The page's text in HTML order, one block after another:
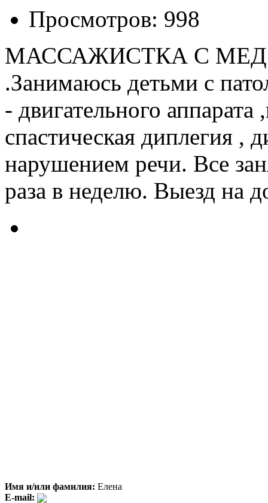
Просмотров: 998
МАССАЖИСТКА С
.Занимаюсь детьми с
- двигательного
спастическая диплегия ,
нарушением речи. Все
раза в неделю. Выезд на
Имя и/или фамилия: Елена
E-mail: